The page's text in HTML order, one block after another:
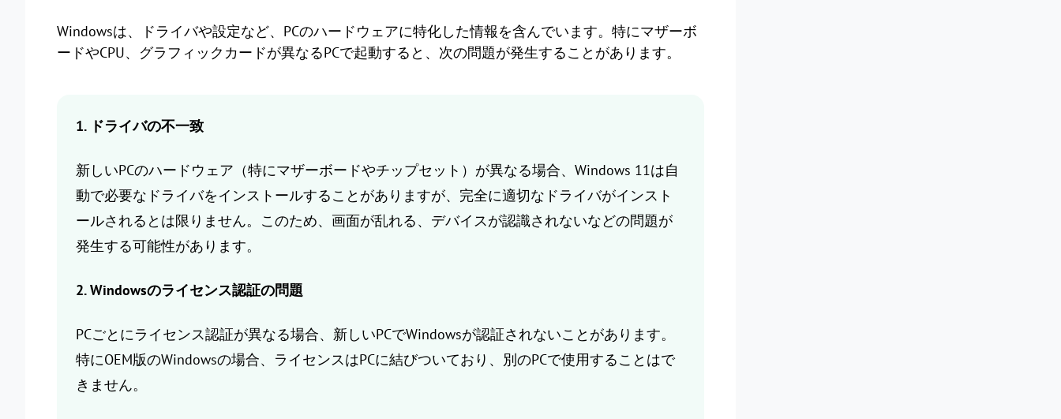
Windowsは、ドライバや設定など、PCのハードウェアに特化した情報を含んでいます。特にマザーボ
ードやCPU、グラフィックカードが異なるPCで起動すると、次の問題が発生することがあります。
1. ドライバの不一致
新しいPCのハードウェア（特にマザーボードやチップセット）が異なる場合、Windows 11は自
動で必要なドライバをインストールすることがありますが、完全に適切なドライバがインスト
ールされるとは限りません。このため、画面が乱れる、デバイスが認識されないなどの問題が
発生する可能性があります。
2. Windowsのライセンス認証の問題
PCごとにライセンス認証が異なる場合、新しいPCでWindowsが認証されないことがあります。
特にOEM版のWindowsの場合、ライセンスはPCに結びついており、別のPCで使用することはで
きません。